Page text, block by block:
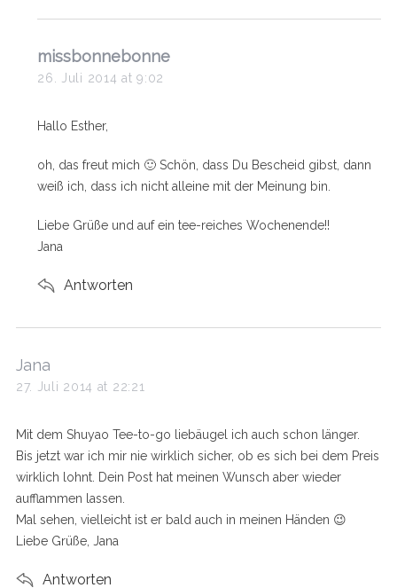
s
a
s
missbonnebonne
26. Juli 2014 at 9:02
Hallo Esther,
oh, das freut mich 🙂 Schön, dass Du Bescheid gibst, dann
weiß ich, dass ich nicht alleine mit der Meinung bin.
Liebe Grüße und auf ein tee-reiches Wochenende!!
Jana
Antworten
s
a
s
:
Jana
27. Juli 2014 at 22:21
Mit dem Shuyao Tee-to-go liebäugel ich auch schon länger.
Bis jetzt war ich mir nie wirklich sicher, ob es sich bei dem Preis
wirklich lohnt. Dein Post hat meinen Wunsch aber wieder
aufflammen lassen.
Mal sehen, vielleicht ist er bald auch in meinen Händen 😉
Liebe Grüße, Jana
Antworten
h
o
: